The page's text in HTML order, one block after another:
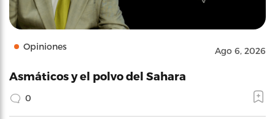
Opiniones Ago 6, 2026
Asmáticos y el polvo del Sahara
0